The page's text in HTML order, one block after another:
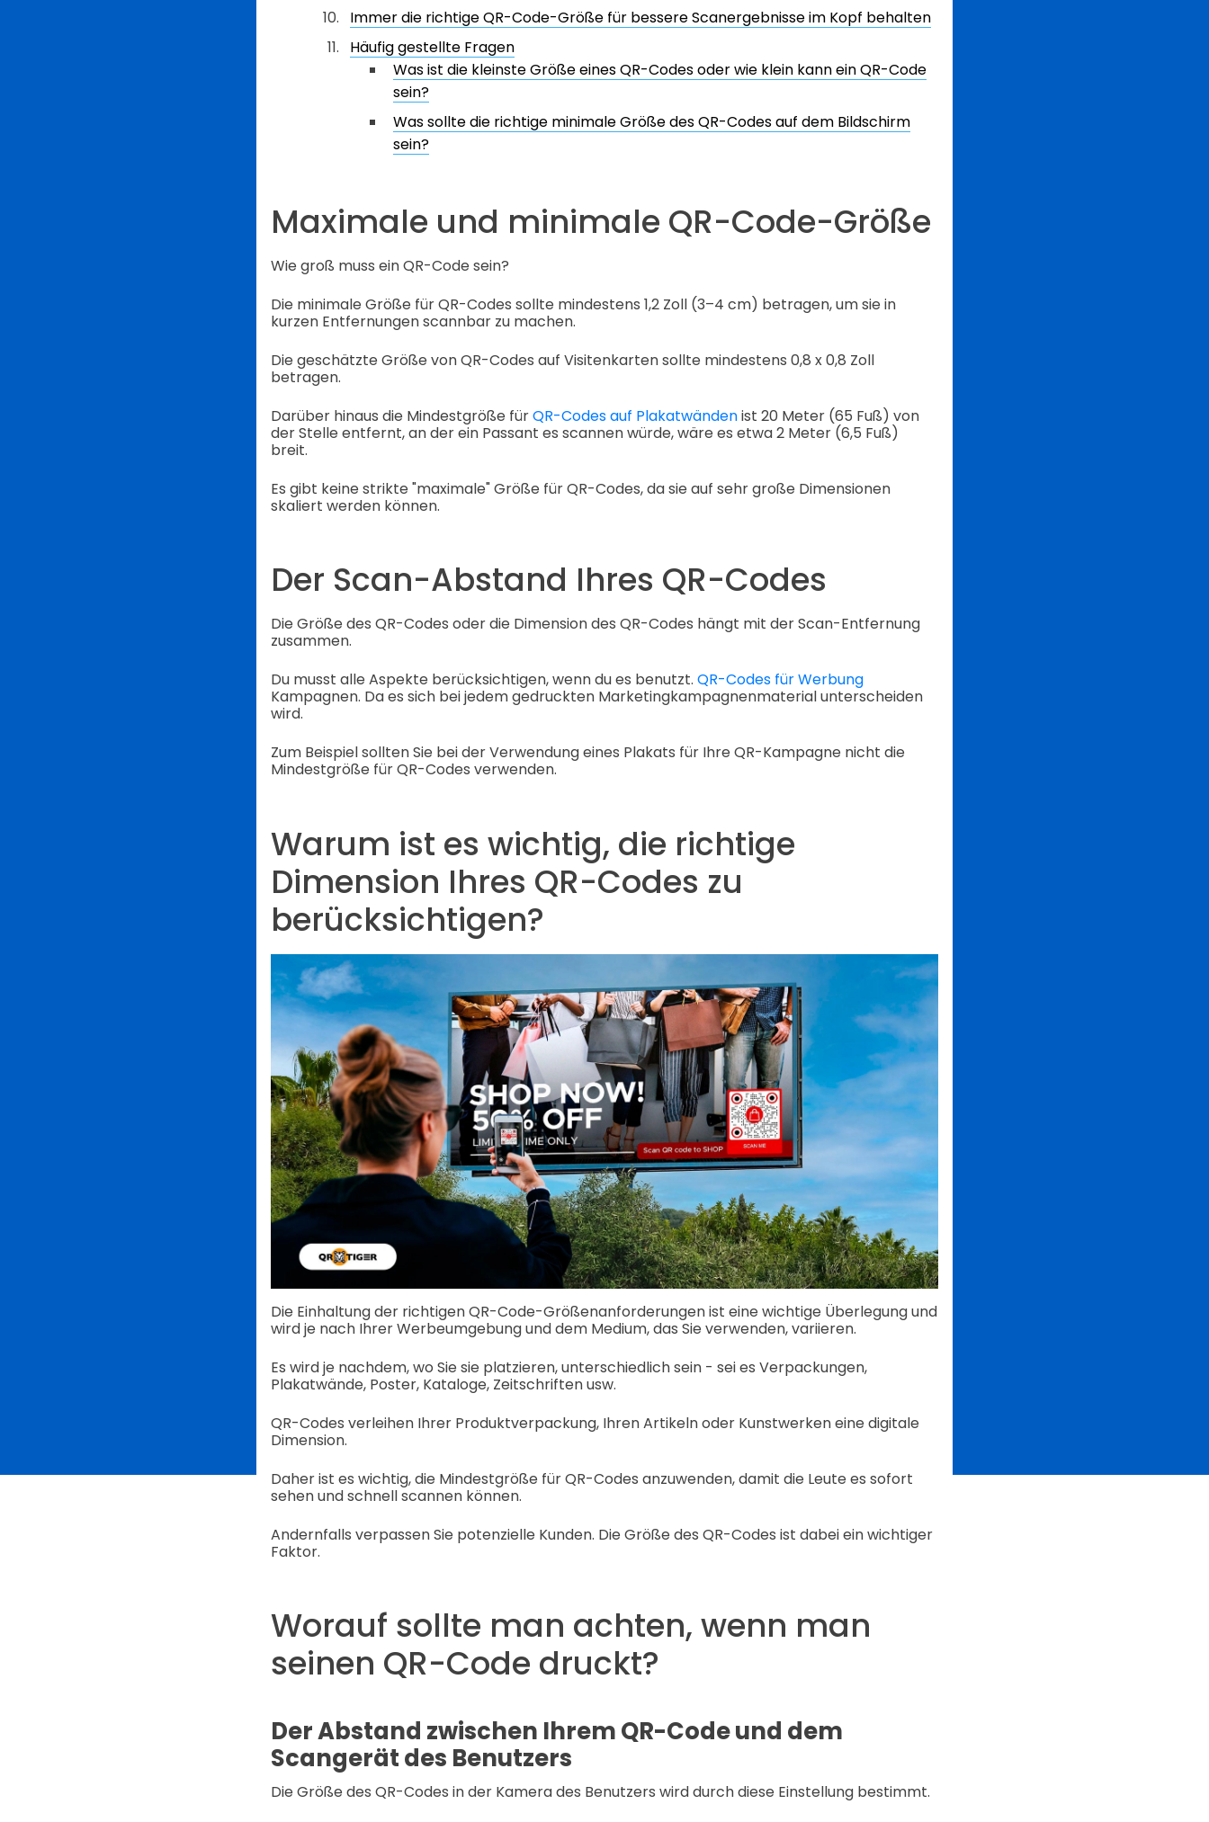
Immer die richtige QR-Code-Größe für bessere Scanergebnisse im Kopf behalten
Häufig gestellte Fragen
Was ist die kleinste Größe eines QR-Codes oder wie klein kann ein QR-Code
sein?
Was sollte die richtige minimale Größe des QR-Codes auf dem Bildschirm
sein?
Maximale und minimale QR-Code-Größe
Wie groß muss ein QR-Code sein?
Die minimale Größe für QR-Codes sollte mindestens 1,2 Zoll (3–4 cm) betragen, um sie in
kurzen Entfernungen scannbar zu machen.
Die geschätzte Größe von QR-Codes auf Visitenkarten sollte mindestens 0,8 x 0,8 Zoll
betragen.
Darüber hinaus die Mindestgröße fürQR-Codes auf Plakatwändenist 20 Meter (65 Fuß) von
der Stelle entfernt, an der ein Passant es scannen würde, wäre es etwa 2 Meter (6,5 Fuß)
breit.
Es gibt keine strikte "maximale" Größe für QR-Codes, da sie auf sehr große Dimensionen
skaliert werden können.
Der Scan-Abstand Ihres QR-Codes
Die Größe des QR-Codes oder die Dimension des QR-Codes hängt mit der Scan-Entfernung
zusammen.
Du musst alle Aspekte berücksichtigen, wenn du es benutzt. QR-Codes für Werbung
Kampagnen. Da es sich bei jedem gedruckten Marketingkampagnenmaterial unterscheiden
wird.
Zum Beispiel sollten Sie bei der Verwendung eines Plakats für Ihre QR-Kampagne nicht die
Mindestgröße für QR-Codes verwenden.
Warum ist es wichtig, die richtige
Dimension Ihres QR-Codes zu
berücksichtigen?
Die Einhaltung der richtigen QR-Code-Größenanforderungen ist eine wichtige Überlegung und
wird je nach Ihrer Werbeumgebung und dem Medium, das Sie verwenden, variieren.
Es wird je nachdem, wo Sie sie platzieren, unterschiedlich sein - sei es Verpackungen,
Plakatwände, Poster, Kataloge, Zeitschriften usw.
QR-Codes verleihen Ihrer Produktverpackung, Ihren Artikeln oder Kunstwerken eine digitale
Dimension.
Daher ist es wichtig, die Mindestgröße für QR-Codes anzuwenden, damit die Leute es sofort
sehen und schnell scannen können.
Andernfalls verpassen Sie potenzielle Kunden. Die Größe des QR-Codes ist dabei ein wichtiger
Faktor.
Worauf sollte man achten, wenn man
seinen QR-Code druckt?
Der Abstand zwischen Ihrem QR-Code und dem
Scangerät des Benutzers
Die Größe des QR-Codes in der Kamera des Benutzers wird durch diese Einstellung bestimmt.